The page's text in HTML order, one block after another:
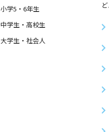
小学5・6年生
中学生・高校生
大学生・社会人